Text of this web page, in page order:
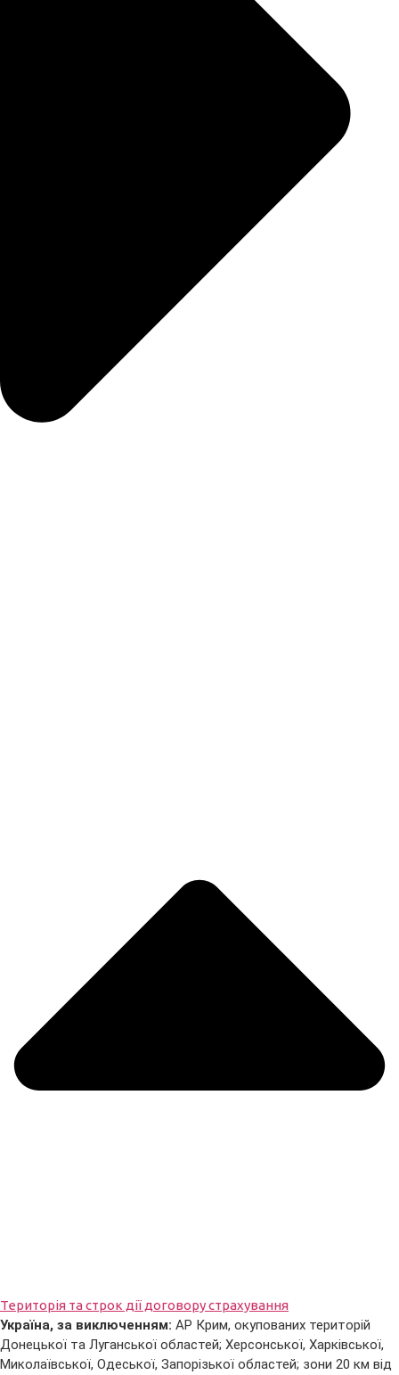
Територія та строк дії договору страхування
Україна, за виключенням: АР Крим, окупованих територій
Донецької та Луганської областей; Херсонської, Харківської,
Миколаївської, Одеської, Запорізької областей; зони 20 км від